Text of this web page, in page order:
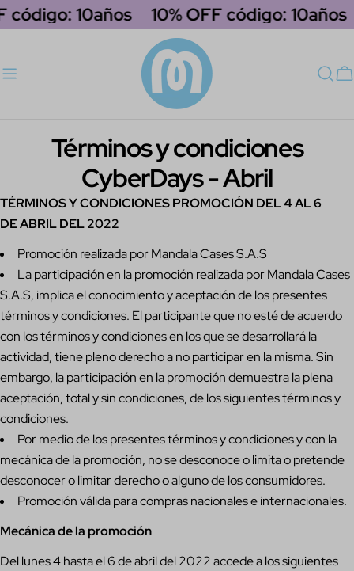
saltar
al
código: 10años 10% OFF código: 10años
Términos y condiciones
CyberDays - Abril
TÉRMINOS Y CONDICIONES PROMOCIÓN DEL 4 AL 6
DE ABRIL DEL 2022
Promoción realizada por Mandala Cases S.A.S
La participación en la promoción realizada por Mandala Cases
S.A.S, implica el conocimiento y aceptación de los presentes
términos y condiciones. El participante que no esté de acuerdo
con los términos y condiciones en los que se desarrollará la
actividad, tiene pleno derecho a no participar en la misma. Sin
embargo, la participación en la promoción demuestra la plena
aceptación, total y sin condiciones, de los siguientes términos y
condiciones.
Por medio de los presentes términos y condiciones y con la
mecánica de la promoción, no se desconoce o limita o pretende
desconocer o limitar derecho o alguno de los consumidores.
Promoción válida para compras nacionales e internacionales.
Mecánica de la promoción
Del lunes 4 hasta el 6 de abril del 2022 accede a los siguientes